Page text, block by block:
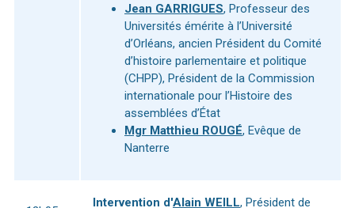
Jean GARRIGUES, Professeur des
Universités émérite à l’Université
d’Orléans, ancien Président du Comité
d’histoire parlementaire et politique
(CHPP), Président de la Commission
internationale pour l’Histoire des
assemblées d’État
Mgr Matthieu ROUGÉ, Evêque de
Nanterre
Intervention d'Alain WEILL, Président de